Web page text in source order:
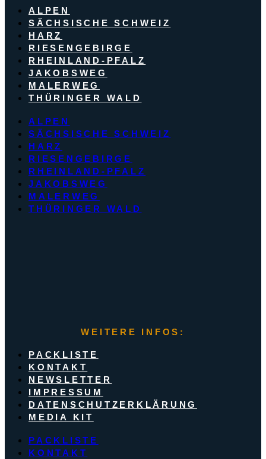
ALPEN
SÄCHSISCHE SCHWEIZ
HARZ
RIESENGEBIRGE
RHEINLAND-PFALZ
JAKOBSWEG
MALERWEG
THÜRINGER WALD
ALPEN
SÄCHSISCHE SCHWEIZ
HARZ
RIESENGEBIRGE
RHEINLAND-PFALZ
JAKOBSWEG
MALERWEG
THÜRINGER WALD
WEITERE INFOS:
PACKLISTE
KONTAKT
NEWSLETTER
IMPRESSUM
DATENSCHUTZERKLÄRUNG
MEDIA KIT
PACKLISTE
KONTAKT